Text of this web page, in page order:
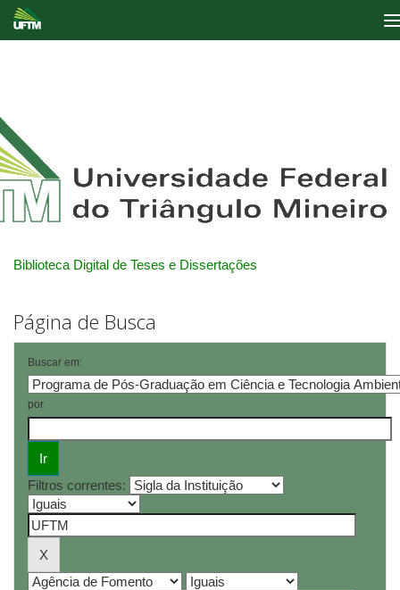
Biblioteca Digital de Teses e Dissertações
Página de Busca
Buscar em:
por
Filtros correntes: